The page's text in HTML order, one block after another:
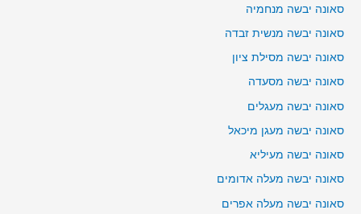
סאונה יבשה מנחמיה
סאונה יבשה מנשית זבדה
סאונה יבשה מסילת ציון
סאונה יבשה מסעדה
סאונה יבשה מעגלים
סאונה יבשה מעגן מיכאל
סאונה יבשה מעיליא
סאונה יבשה מעלה אדומים
סאונה יבשה מעלה אפרים